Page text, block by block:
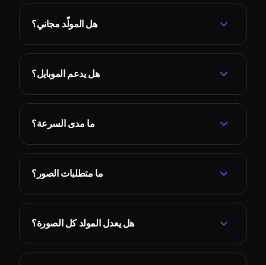
هل المولّد مجاني؟
هل يدعم الموبايل؟
ما مدى السرعة؟
ما متطلبات الصور؟
هل يعدل المولد كل الصورة؟